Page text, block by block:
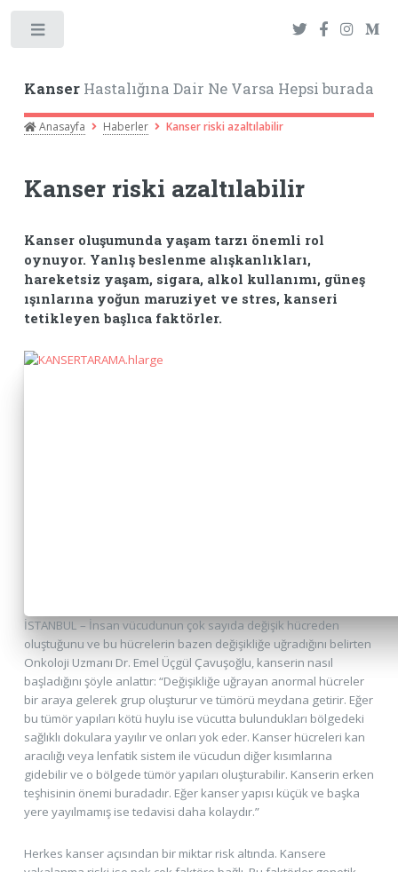
KanserHastalığına Dair Ne Varsa Hepsi burada
Anasayfa Haberler Kanser riski azaltılabilir
Kanser riski azaltılabilir
Kanser oluşumunda yaşam tarzı önemli rol
oynuyor. Yanlış beslenme alışkanlıkları,
hareketsiz yaşam, sigara, alkol kullanımı, güneş
ışınlarına yoğun maruziyet ve stres, kanseri
tetikleyen başlıca faktörler.
İSTANBUL – İnsan vücudunun çok sayıda değişik hücreden
oluştuğunu ve bu hücrelerin bazen değişikliğe uğradığını belirten
Onkoloji Uzmanı Dr. Emel Üçgül Çavuşoğlu, kanserin nasıl
başladığını şöyle anlattır: “Değişikliğe uğrayan anormal hücreler
bir araya gelerek grup oluşturur ve tümörü meydana getirir. Eğer
bu tümör yapıları kötü huylu ise vücutta bulundukları bölgedeki
sağlıklı dokulara yayılır ve onları yok eder. Kanser hücreleri kan
aracılığı veya lenfatik sistem ile vücudun diğer kısımlarına
gidebilir ve o bölgede tümör yapıları oluşturabilir. Kanserin erken
teşhisinin önemi buradadır. Eğer kanser yapısı küçük ve başka
yere yayılmamış ise tedavisi daha kolaydır.”
Herkes kanser açısından bir miktar risk altında. Kansere